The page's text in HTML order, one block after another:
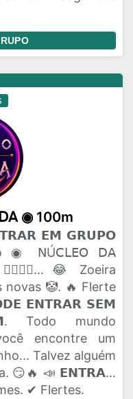
◉ 100m
𝗘𝗠 𝗚𝗥𝗨𝗣𝗢
◉ 𝖭Ú𝖢𝖫𝖤𝖮 𝖣𝖠
😂 Zoeira
novas 🤡. 🔥 Flerte
𝗘𝗡𝗧𝗥𝗔𝗥 𝗦𝗘𝗠
Todo mundo
encontre um
Talvez alguém
😏🔥 📣 𝗘𝗡𝗧𝗥𝗔...
✔ Flertes.